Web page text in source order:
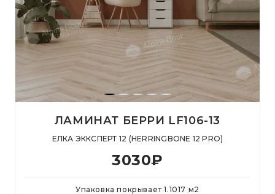
ЛАМИНАТ БЕРРИ LF106-13
ЕЛКА ЭККСПЕРТ 12 (HERRINGBONE 12 PRO)
3030₽
Упаковка покрывает1.1017 м2